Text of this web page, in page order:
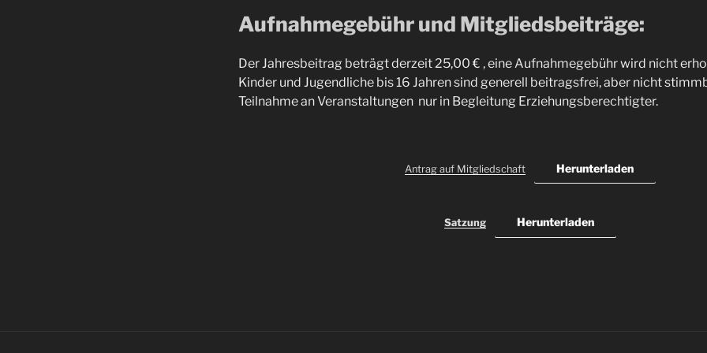
Aufnahmegebühr und Mitgliedsbeiträge:
Der Jahresbeitrag beträgt derzeit 25,00 € , eine Aufnahmegebühr wird nicht
Kinder und Jugendliche bis 16 Jahren sind generell beitragsfrei, aber nicht
Teilnahme an Veranstaltungen nur in Begleitung Erziehungsberechtigter.
Antrag auf Mitgliedschaft Herunterladen
Satzung Herunterladen